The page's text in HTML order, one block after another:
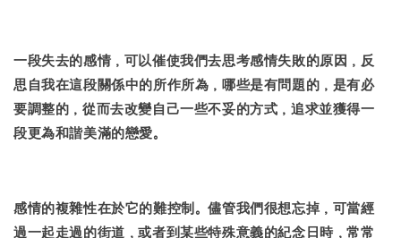
一段失去的感情，可以催使我們去思考感情失敗的原因，反
思自我在這段關係中的所作所為，哪些是有問題的，是有必
要調整的，從而去改變自己一些不妥的方式，追求並獲得一
段更為和諧美滿的戀愛。
感情的複雜性在於它的難控制。儘管我們很想忘掉，可當經
過一起走過的街道，或者到某些特殊意義的紀念日時，常常